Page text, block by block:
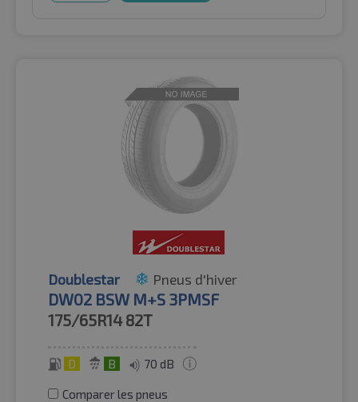
Doublestar Pneus d'hiver
DW02 BSW M+S 3PMSF
175/65R14 82T
D B 70 dB
Comparer les pneus